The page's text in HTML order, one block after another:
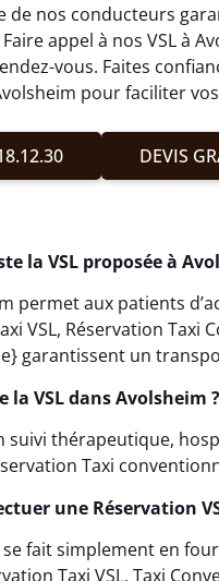
de nos conducteurs
appel à nos VSL à
vous. Faites
pour faciliter
DEVIS
la VSL proposée à
permet aux patients
VSL, Réservation Taxi
garantissent un
la VSL dans Avolsheim ?
suivi thérapeutique,
Taxi
une Réservation
fait simplement en
Taxi VSL, Taxi